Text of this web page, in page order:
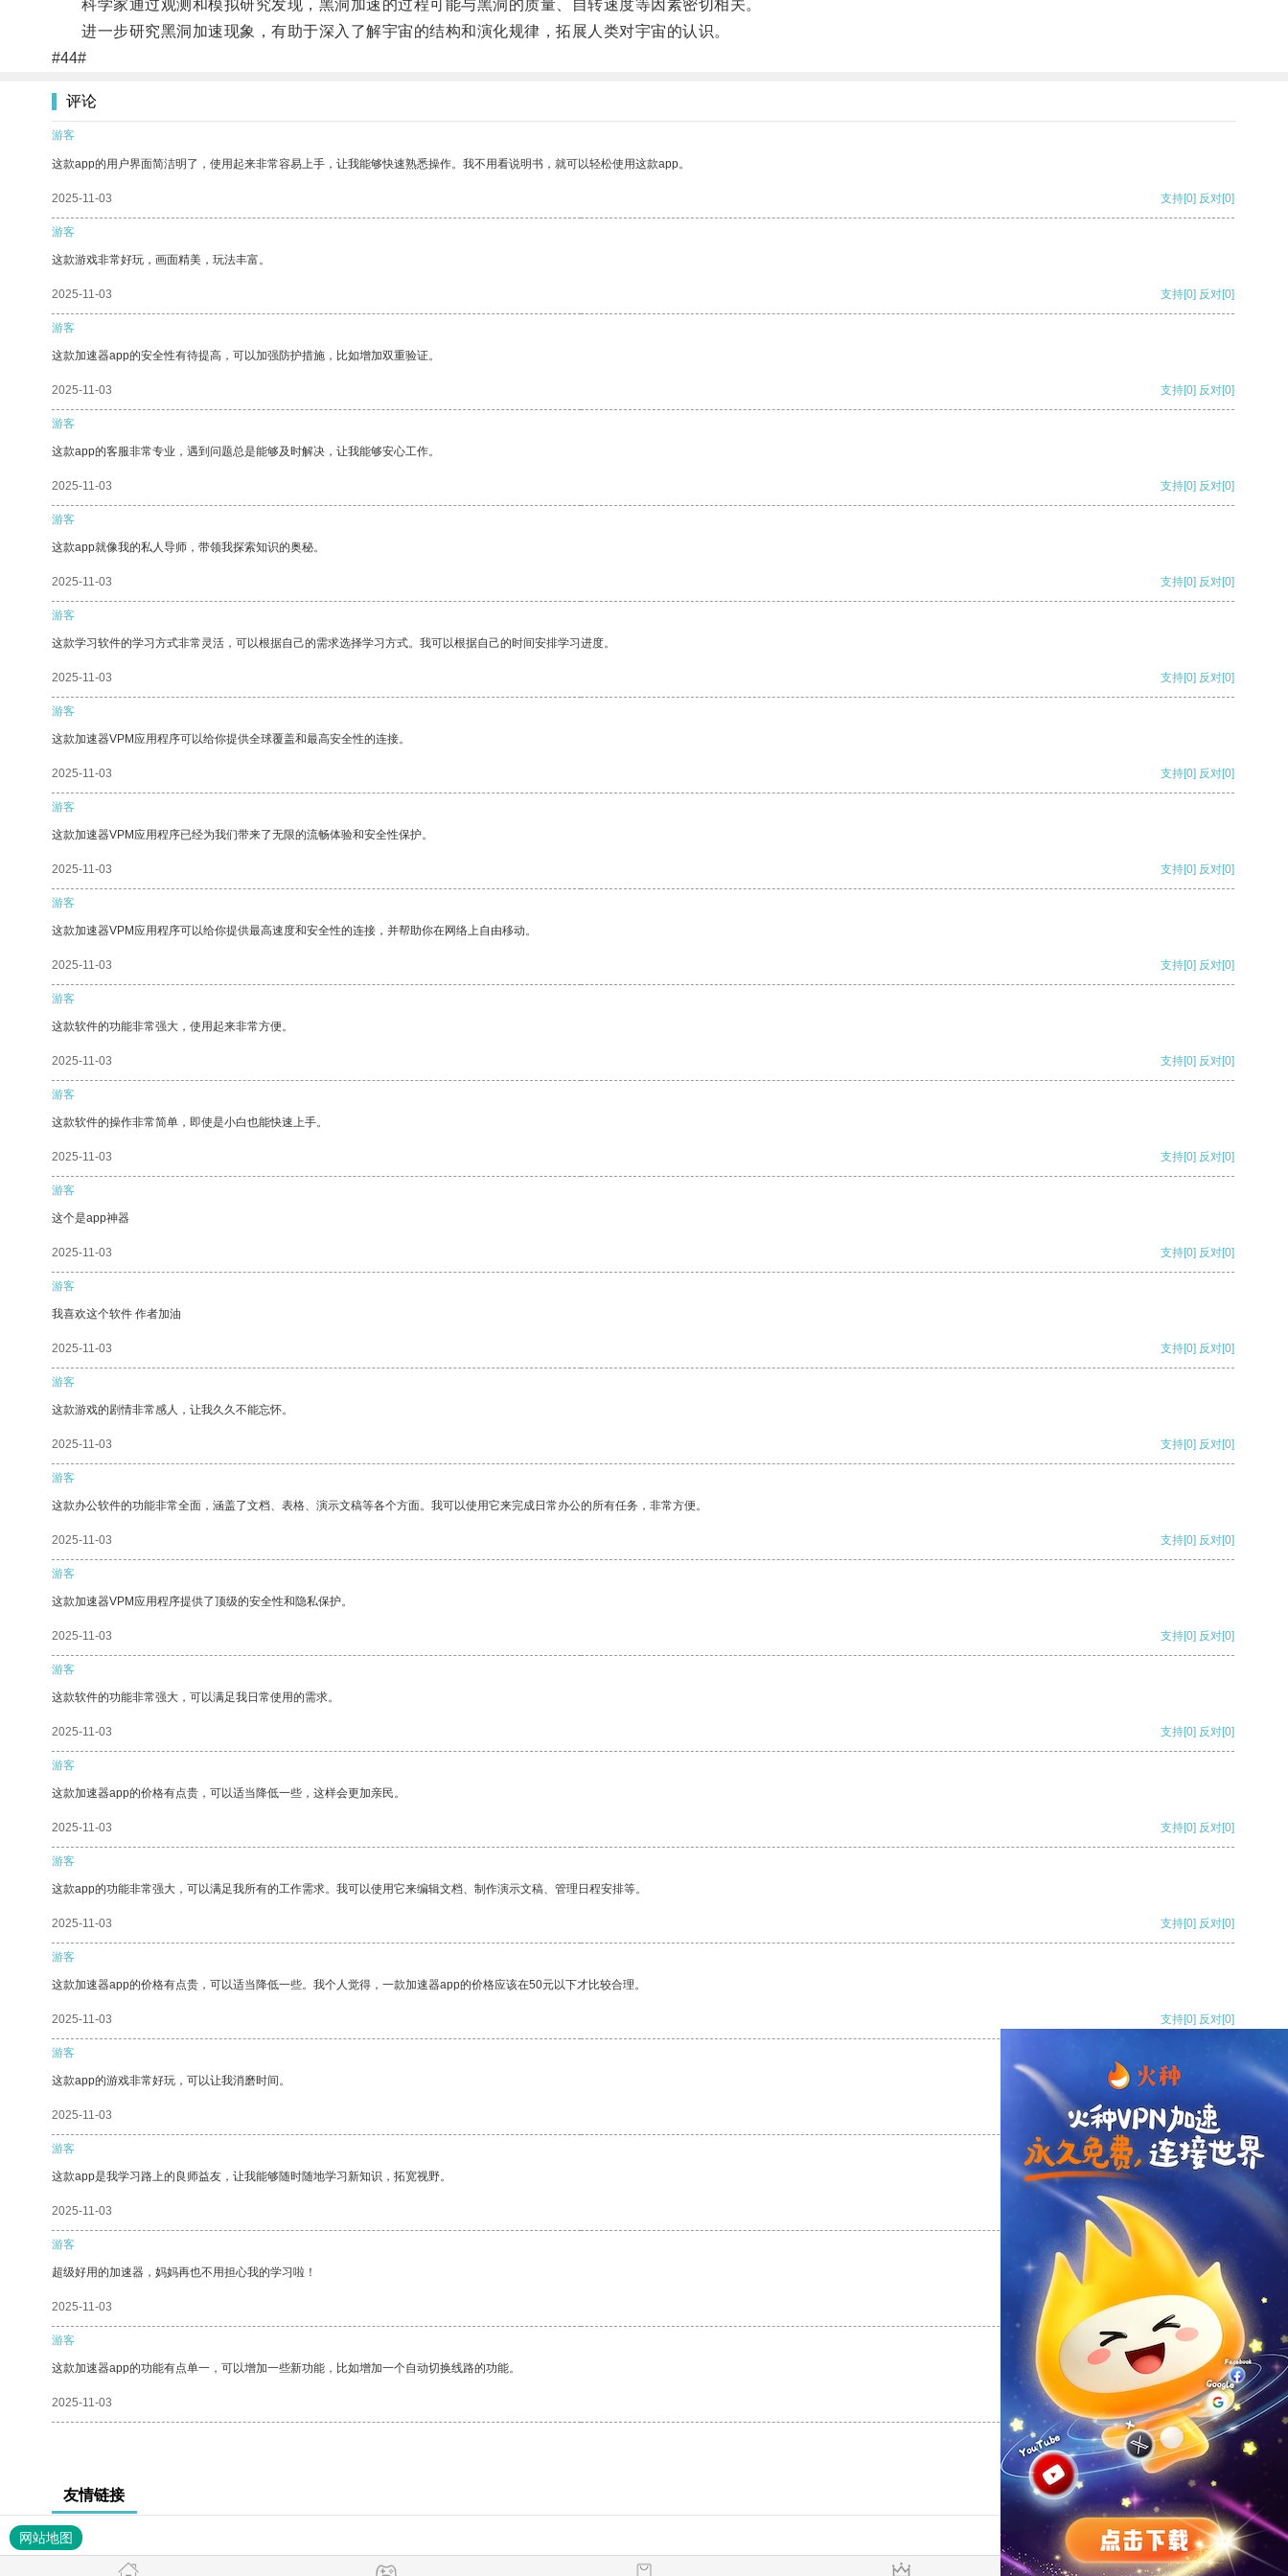
科学家通过观测和模拟研究发现，黑洞加速的过程可能与黑洞的质量、自转速度等因素密切相关。
进一步研究黑洞加速现象，有助于深入了解宇宙的结构和演化规律，拓展人类对宇宙的认识。
#44#
评论
游客
这款app的用户界面简洁明了，使用起来非常容易上手，让我能够快速熟悉操作。我不用看说明书，就可以轻松使用这款app。
2025-11-03 支持[0] 反对[0]
游客
这款游戏非常好玩，画面精美，玩法丰富。
2025-11-03 支持[0] 反对[0]
游客
这款加速器app的安全性有待提高，可以加强防护措施，比如增加双重验证。
2025-11-03 支持[0] 反对[0]
游客
这款app的客服非常专业，遇到问题总是能够及时解决，让我能够安心工作。
2025-11-03 支持[0] 反对[0]
游客
这款app就像我的私人导师，带领我探索知识的奥秘。
2025-11-03 支持[0] 反对[0]
游客
这款学习软件的学习方式非常灵活，可以根据自己的需求选择学习方式。我可以根据自己的时间安排学习进度。
2025-11-03 支持[0] 反对[0]
游客
这款加速器VPM应用程序可以给你提供全球覆盖和最高安全性的连接。
2025-11-03 支持[0] 反对[0]
游客
这款加速器VPM应用程序已经为我们带来了无限的流畅体验和安全性保护。
2025-11-03 支持[0] 反对[0]
游客
这款加速器VPM应用程序可以给你提供最高速度和安全性的连接，并帮助你在网络上自由移动。
2025-11-03 支持[0] 反对[0]
游客
这款软件的功能非常强大，使用起来非常方便。
2025-11-03 支持[0] 反对[0]
游客
这款软件的操作非常简单，即使是小白也能快速上手。
2025-11-03 支持[0] 反对[0]
游客
这个是app神器
2025-11-03 支持[0] 反对[0]
游客
我喜欢这个软件 作者加油
2025-11-03 支持[0] 反对[0]
游客
这款游戏的剧情非常感人，让我久久不能忘怀。
2025-11-03 支持[0] 反对[0]
游客
这款办公软件的功能非常全面，涵盖了文档、表格、演示文稿等各个方面。我可以使用它来完成日常办公的所有任务，非常方便。
2025-11-03 支持[0] 反对[0]
游客
这款加速器VPM应用程序提供了顶级的安全性和隐私保护。
2025-11-03 支持[0] 反对[0]
游客
这款软件的功能非常强大，可以满足我日常使用的需求。
2025-11-03 支持[0] 反对[0]
游客
这款加速器app的价格有点贵，可以适当降低一些，这样会更加亲民。
2025-11-03 支持[0] 反对[0]
游客
这款app的功能非常强大，可以满足我所有的工作需求。我可以使用它来编辑文档、制作演示文稿、管理日程安排等。
2025-11-03 支持[0] 反对[0]
游客
这款加速器app的价格有点贵，可以适当降低一些。我个人觉得，一款加速器app的价格应该在50元以下才比较合理。
2025-11-03 支持[0] 反对[0]
游客
这款app的游戏非常好玩，可以让我消磨时间。
2025-11-03 支持[0] 反对
游客
这款app是我学习路上的良师益友，让我能够随时随地学习新知识，拓宽视野。
2025-11-03 支持
游客
超级好用的加速器，妈妈再也不用担心我的学习啦！
2025-11-03 反对 [0]
游客
这款加速器app的功能有点单一，可以增加一些新功能，比如增加一个自动切换线路的功能。
2025-11-03 支持[0] 反对[0]
友情链接
网站地图